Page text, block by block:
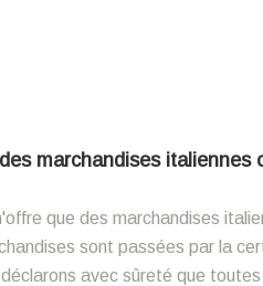
marchandises
que des marchandises
sont passées par la
avec sûreté que